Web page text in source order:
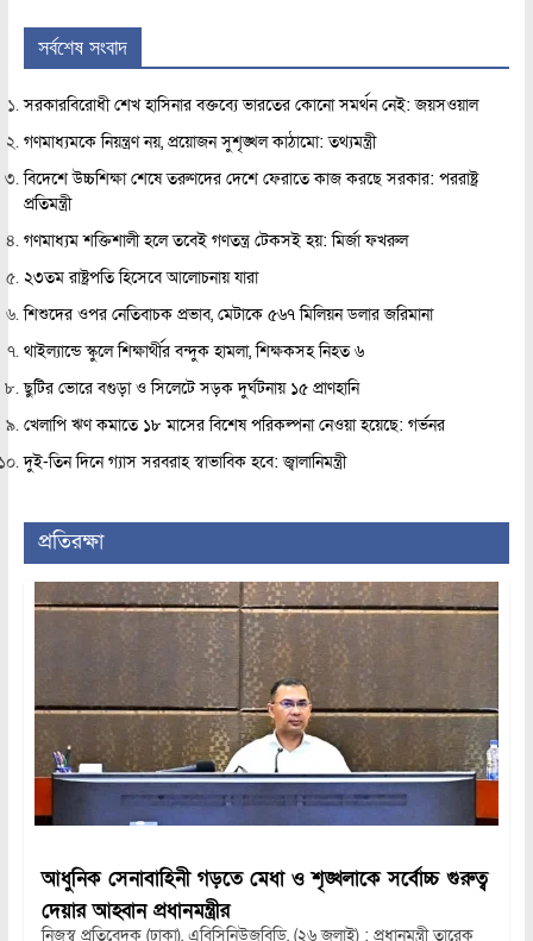
সর্বশেষ সংবাদ
সরকারবিরোধী শেখ হাসিনার বক্তব্যে ভারতের কোনো সমর্থন নেই: জয়সওয়াল
গণমাধ্যমকে নিয়ন্ত্রণ নয়, প্রয়োজন সুশৃঙ্খল কাঠামো: তথ্যমন্ত্রী
বিদেশে উচ্চশিক্ষা শেষে তরুণদের দেশে ফেরাতে কাজ করছে সরকার: পররাষ্ট্র
প্রতিমন্ত্রী
গণমাধ্যম শক্তিশালী হলে তবেই গণতন্ত্র টেকসই হয়: মির্জা ফখরুল
২৩তম রাষ্ট্রপতি হিসেবে আলোচনায় যারা
শিশুদের ওপর নেতিবাচক প্রভাব, মেটাকে ৫৬৭ মিলিয়ন ডলার জরিমানা
থাইল্যান্ডে স্কুলে শিক্ষার্থীর বন্দুক হামলা, শিক্ষকসহ নিহত ৬
ছুটির ভোরে বগুড়া ও সিলেটে সড়ক দুর্ঘটনায় ১৫ প্রাণহানি
খেলাপি ঋণ কমাতে ১৮ মাসের বিশেষ পরিকল্পনা নেওয়া হয়েছে: গর্ভনর
দুই-তিন দিনে গ্যাস সরবরাহ স্বাভাবিক হবে: জ্বালানিমন্ত্রী
প্রতিরক্ষা
আধুনিক সেনাবাহিনী গড়তে মেধা ও শৃঙ্খলাকে সর্বোচ্চ গুরুত্ব
দেয়ার আহ্বান প্রধানমন্ত্রীর
নিজস্ব প্রতিবেদক (ঢাকা), এবিসিনিউজবিডি, (২৬ জুলাই) : প্রধানমন্ত্রী তারেক